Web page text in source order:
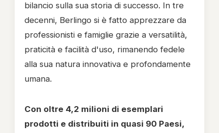
bilancio sulla sua storia di successo. In tre
decenni, Berlingo si è fatto apprezzare da
professionisti e famiglie grazie a versatilità,
praticità e facilità d'uso, rimanendo fedele
alla sua natura innovativa e profondamente
umana.
Con oltre 4,2 milioni di esemplari
prodotti e distribuiti in quasi 90 Paesi,